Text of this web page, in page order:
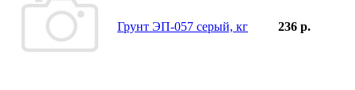
Грунт ЭП-057 серый, кг 236 р.